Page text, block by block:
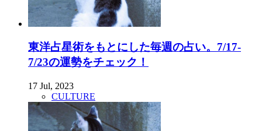
東洋占星術をもとにした毎週の占い。7/17-
7/23の運勢をチェック！
17 Jul, 2023
CULTURE